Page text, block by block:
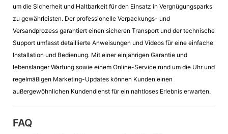
um die Sicherheit und Haltbarkeit für den Einsatz in Vergnügungsparks
zu gewährleisten. Der professionelle Verpackungs- und
Versandprozess garantiert einen sicheren Transport und der technische
Support umfasst detaillierte Anweisungen und Videos für eine einfache
Installation und Bedienung. Mit einer einjährigen Garantie und
lebenslanger Wartung sowie einem Online-Service rund um die Uhr und
regelmäßigen Marketing-Updates können Kunden einen
außergewöhnlichen Kundendienst für ein nahtloses Erlebnis erwarten.
FAQ